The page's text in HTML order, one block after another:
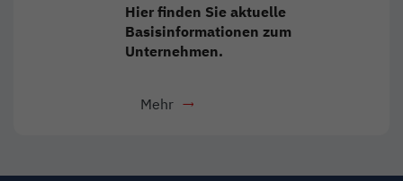
Hier finden Sie aktuelle
Basisinformationen zum
Unternehmen.
Mehr - Download als PDF
Link öffnet in neuem Fenster